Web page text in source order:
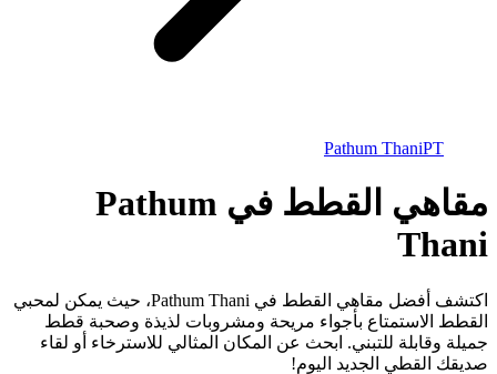
Pathum ThaniPT
مقاهي القطط في Pathum
Thani
اكتشف أفضل مقاهي القطط في Pathum Thani، حيث يمكن لمحبي
القطط الاستمتاع بأجواء مريحة ومشروبات لذيذة وصحبة قطط
جميلة وقابلة للتبني. ابحث عن المكان المثالي للاسترخاء أو لقاء
صديقك القطي الجديد اليوم!